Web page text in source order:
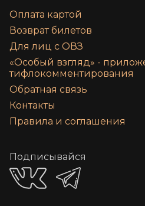
Оплата картой
Возврат билетов
Для лиц с ОВЗ
«‎Особый взгляд» -
тифлокомментирования
Обратная связь
Контакты
Правила и соглашения
Подписывайся